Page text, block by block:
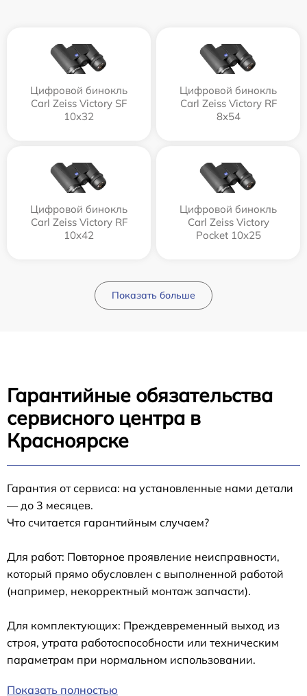
Цифровой бинокль
Carl Zeiss Victory SF
10x32
Цифровой бинокль
Carl Zeiss Victory RF
8x54
Цифровой бинокль
Carl Zeiss Victory RF
10x42
Цифровой бинокль
Carl Zeiss Victory
Pocket 10x25
Показать больше
Гарантийные обязательства
сервисного центра в
Красноярске
Гарантия от сервиса: на установленные нами детали
— до 3 месяцев.
Что считается гарантийным случаем?
Для работ: Повторное проявление неисправности,
который прямо обусловлен с выполненной работой
(например, некорректный монтаж запчасти).
Для комплектующих: Преждевременный выход из
строя, утрата работоспособности или техническим
параметрам при нормальном использовании.
Показать полностью